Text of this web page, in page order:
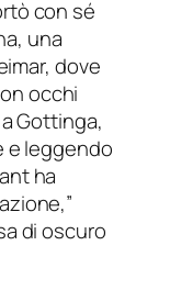
con sé
una
dove
occhi
Gottinga,
e leggendo
ha
di oscuro